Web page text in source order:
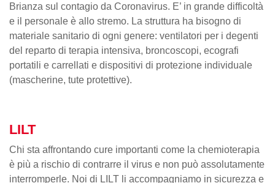
Brianza sul contagio da Coronavirus. E’ in grande difficoltà
e il personale è allo stremo. La struttura ha bisogno di
materiale sanitario di ogni genere: ventilatori per i degenti
del reparto di terapia intensiva, broncoscopi, ecografi
portatili e carrellati e dispositivi di protezione individuale
(mascherine, tute protettive).
LILT
Chi sta affrontando cure importanti come la chemioterapia
è più a rischio di contrarre il virus e non può assolutamente
interromperle. Noi di LILT li accompagniamo in sicurezza e